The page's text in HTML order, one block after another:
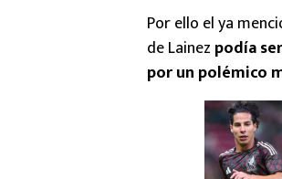
Por ello el ya
de Lainez podía
por un polémico